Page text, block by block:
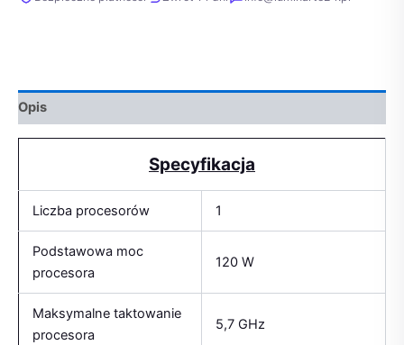
Opis
Specyfikacja
Liczba procesorów 1
Podstawowa moc
procesora
120 W
Maksymalne taktowanie
procesora
5,7 GHz